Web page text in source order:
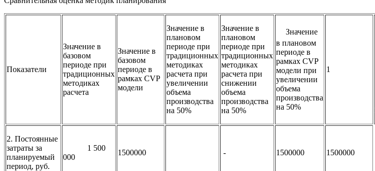
Показатели
Значение в
базовом
периоде при
традиционных
методиках
расчета
Значение в
базовом
периоде в
рамках CVP
модели
Значение в
плановом
периоде при
традиционных
методиках
расчета при
увеличении
объема
производства
на 50%
Значение в
плановом
периоде при
традиционных
методиках
расчета при
снижении
объема
производства
на 50%
Значение
в плановом
периоде в
рамках CVP
модели при
увеличении
объема
производства
на 50%
1
2. Постоянные
затраты за
планируемый
период, руб.
1 500
000
1500000 - 1500000 1500000